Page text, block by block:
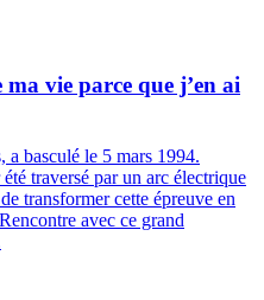
vie parce que j’en ai
basculé le 5 mars 1994.
traversé par un arc électrique
transformer cette épreuve en
avec ce grand